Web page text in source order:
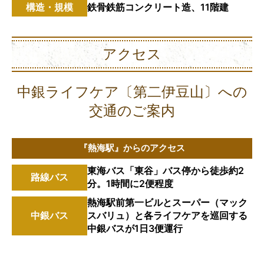
構造・規模
鉄骨鉄筋コンクリート造、11階建
アクセス
中銀ライフケア〔第二伊豆山〕への
交通のご案内
『熱海駅』からのアクセス
路線バス
東海バス「東谷」バス停から徒歩約2
分。1時間に2便程度
中銀バス
熱海駅前第一ビルとスーパー（マック
スバリュ）と各ライフケアを巡回する
中銀バスが1日3便運行